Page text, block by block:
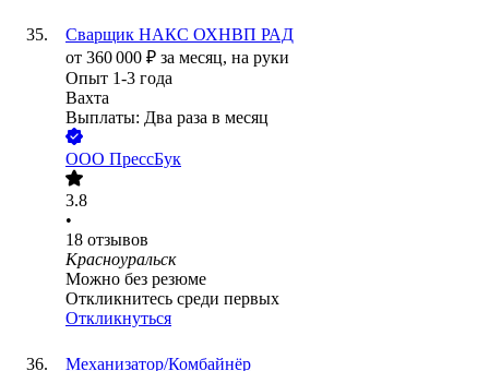
Сварщик НАКС ОХНВП РАД
от 360 000 ₽ за месяц, на руки
Опыт 1-3 года
Вахта
Выплаты: Два раза в месяц
ООО ПрессБук
3.8
•
18 отзывов
Красноуральск
Можно без резюме
Откликнитесь среди первых
Откликнуться
Механизатор/Комбайнёр